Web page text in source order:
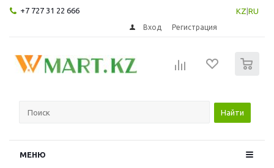
+7 727 31 22 666 KZ RU
Вход Регистрация
Найти
МЕНЮ